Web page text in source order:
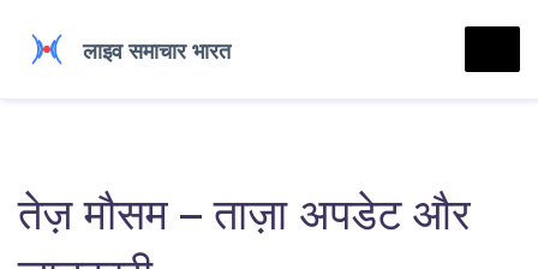
तेज़ मौसम – ताज़ा अपडेट और